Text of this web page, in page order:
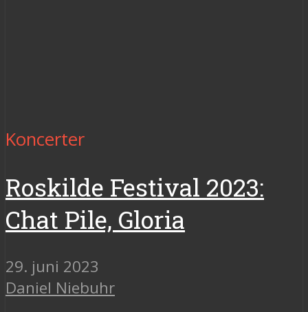
Koncerter
Roskilde Festival 2023:
Chat Pile, Gloria
29. juni 2023
Daniel Niebuhr